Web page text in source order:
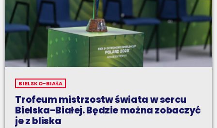
BIELSKO-BIAŁA
Trofeum mistrzostw świata w sercu
Bielska-Białej. Będzie można zobaczyć
je z bliska